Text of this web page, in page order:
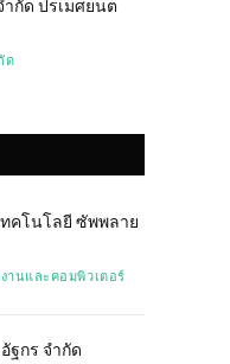
กัด ปรเมศยนต
ด
คโนโลยี ซัพพลาย
านและคอมพิวเตอร์
ฐกร จำกัด